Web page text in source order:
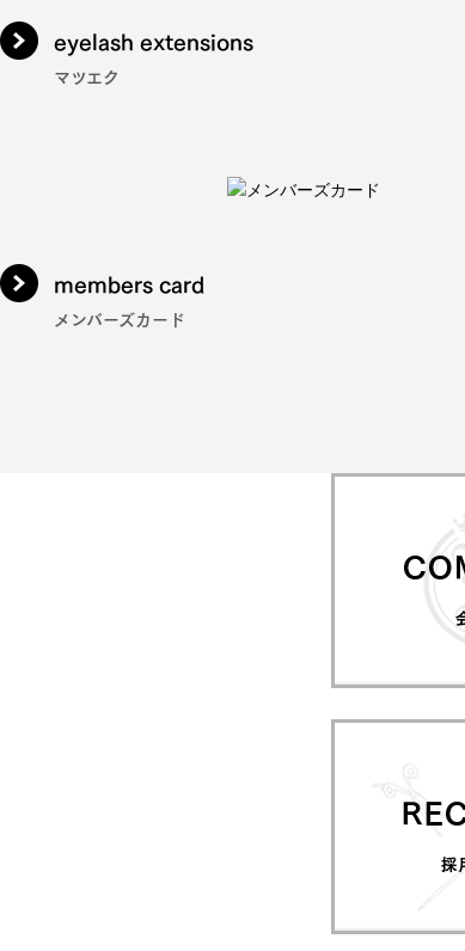
eyelash extensions
マツエク
members card
メンバーズカード